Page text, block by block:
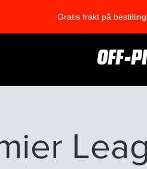
Gratis frakt på
OFF-